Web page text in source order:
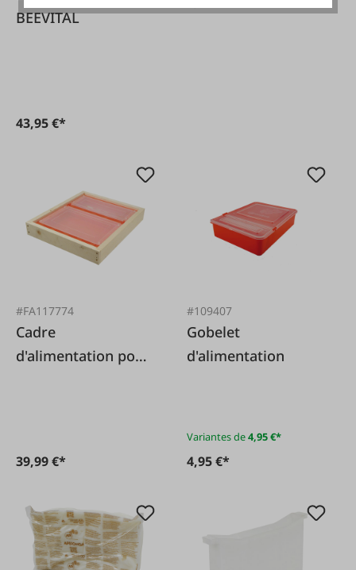
BEEVITAL
43,95 €*
#FA117774
Cadre
d'alimentation pour
39,99 €*
#109407
Gobelet
d'alimentation
Variantes de4,95 €*
4,95 €*